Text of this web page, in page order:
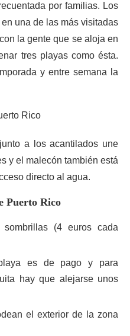
por familias. Los
una de las más visitadas
la gente que se aloja en
tres playas como ésta.
y entre semana la
a los acantilados une
y el malecón también está
directo al agua.
Puerto Rico
(4 euros cada
es de pago y para
hay que alejarse unos
el exterior de la zona